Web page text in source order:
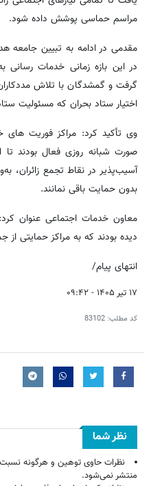
مراسم حماسی پوشش داده شود.
مقدمی در ادامه به تبیین جامعه
در این بازه زمانی خدمات
گرفت و گمشدگان با تلاش
اختیار ستاد بحران که مسئولیت
وی تأکید کرد: مراکز فوریت‌ های
صورت شبانه روزی فعال بودند
آسیب‌پذیر در نقاط تجمع زائران،
بدون حمایت باقی نمانند.
معاون خدمات اجتماعی عنوان کرد:
دیده بودند که به مراکز حمایتی از
انتهای پیام/
۱۷ تیر ۱۴۰۵ - ۰۹:۴۲
کد مطلب: 83102
نظر شما
نظرات حاوی توهین و هرگونه
منتشر نمی‌شود.